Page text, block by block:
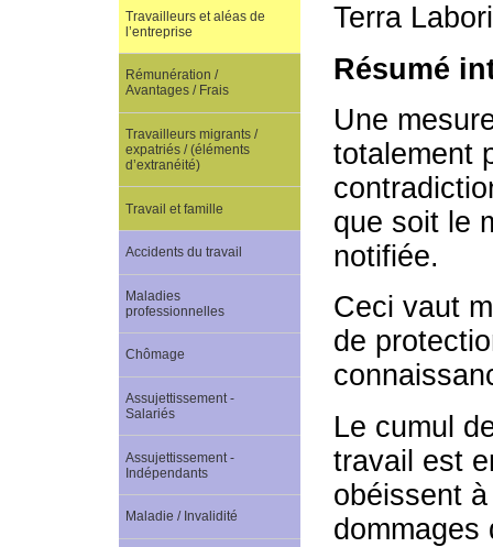
Terra
Résumé
Une
totalement
que soit le
notifiée.
Ceci vaut
de
Le cumul
travail est
obéissent
dommages
Travailleurs et aléas de
l’entreprise
Rémunération /
Avantages / Frais
Travailleurs migrants /
expatriés / (éléments
d’extranéité)
Travail et famille
Accidents du travail
Maladies
professionnelles
Chômage
Assujettissement -
Salariés
Assujettissement -
Indépendants
Maladie / Invalidité